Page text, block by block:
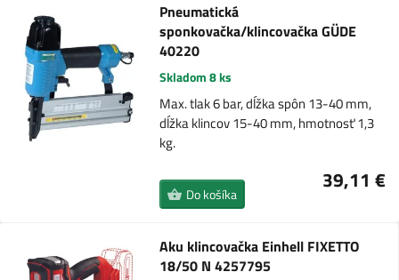
Pneumatická
sponkovačka/klincovačka GÜDE
40220
Skladom 8 ks
Max. tlak 6 bar, dĺžka spôn 13-40 mm,
dĺžka klincov 15-40 mm, hmotnosť 1,3
kg.
39,11 €
Do košíka
Aku klincovačka Einhell FIXETTO
18/50 N 4257795